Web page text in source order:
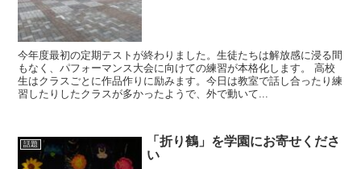
今年度最初の定期テストが終わりました。生徒たちは解放感に浸る間
もなく、パフォーマンス大会に向けての練習が本格化します。 高校
生はクラスごとに作品作りに励みます。今日は教室で話し合ったり練
習したりしたクラスが多かったようで、外で動いて...
話題
「折り鶴」を学園にお寄せくださ
い